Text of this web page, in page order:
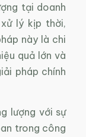
tại doanh
lý kịp thời,
này là chi
quả lớn và
pháp chính
với sự
trong công